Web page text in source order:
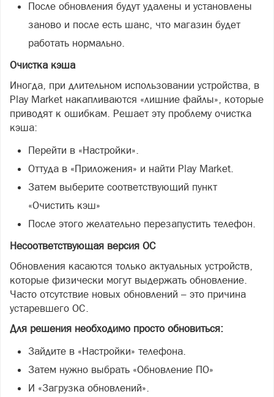
После обновления будут удалены и установлены
заново и после есть шанс, что магазин будет
работать нормально.
Очистка кэша
Иногда, при длительном использовании устройства, в
Play Market накапливаются «лишние файлы», которые
приводят к ошибкам. Решает эту проблему очистка
кэша:
Перейти в «Настройки».
Оттуда в «Приложения» и найти Play Market.
Затем выберите соответствующий пункт
«Очистить кэш»
После этого желательно перезапустить телефон.
Несоответствующая версия ОС
Обновления касаются только актуальных устройств,
которые физически могут выдержать обновление.
Часто отсутствие новых обновлений – это причина
устаревшего ОС.
Для решения необходимо просто обновиться:
Зайдите в «Настройки» телефона.
Затем нужно выбрать «Обновление ПО»
И «Загрузка обновлений».